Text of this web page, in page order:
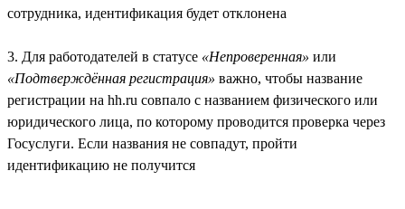
сотрудника, идентификация будет отклонена
3. Для работодателей в статусе «Непроверенная» или
«Подтверждённая регистрация» важно, чтобы название
регистрации на hh.ru совпало с названием физического или
юридического лица, по которому проводится проверка через
Госуслуги. Если названия не совпадут, пройти
идентификацию не получится